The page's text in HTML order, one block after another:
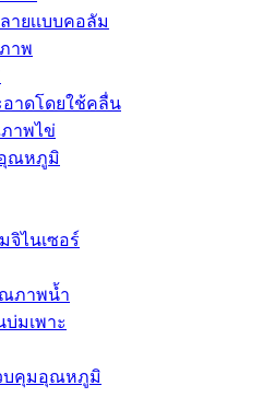
ายเเบบคอลัม
าพ
อาดโดยใช้คลื่น
าพไข่
ณหภูมิ
จิไนเซอร์
ณภาพน้ำ
บ่มเพาะ
บคุมอุณหภูมิ